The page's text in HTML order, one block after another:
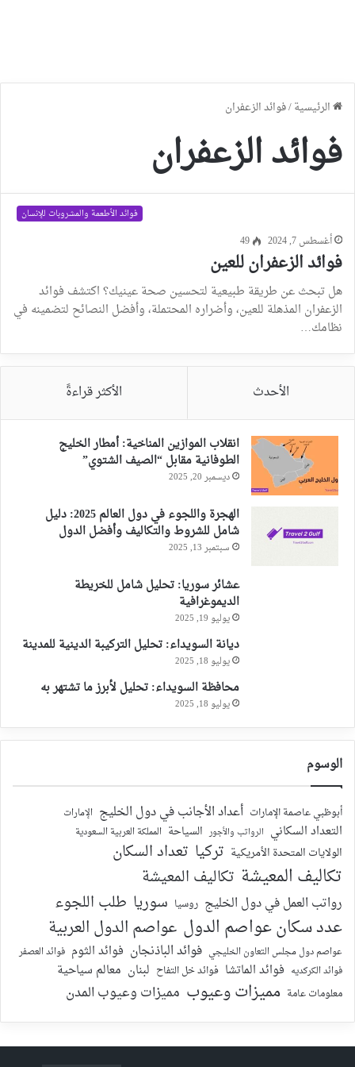
الرئيسية/فوائد الزعفران
فوائد الزعفران
فوائد الأطعمة والمشروبات للإنسان
أغسطس 7, 2024 49
فوائد الزعفران للعين
هل تبحث عن طريقة طبيعية لتحسين صحة عينيك؟ اكتشف فوائد
الزعفران المذهلة للعين، وأضراره المحتملة، وأفضل النصائح لتضمينه في
نظامك…
الأحدث الأكثر قراءةً
انقلاب الموازين المناخية: أمطار الخليج
الطوفانية مقابل “الصيف الشتوي”
ديسمبر 20, 2025
الهجرة واللجوء في دول العالم 2025: دليل
شامل للشروط والتكاليف وأفضل الدول
سبتمبر 13, 2025
عشائر سوريا: تحليل شامل للخريطة
الديموغرافية
يوليو 19, 2025
ديانة السويداء: تحليل التركيبة الدينية للمدينة
يوليو 18, 2025
محافظة السويداء: تحليل لأبرز ما تشتهر به
يوليو 18, 2025
الوسوم
أبوظبي عاصمة الإمارات أعداد الأجانب في دول الخليج الإمارات
التعداد السكاني الرواتب والأجور السياحة المملكة العربية السعودية
الولايات المتحدة الأمريكية تركيا تعداد السكان
تكاليف المعيشة تكاليف المعيشة
رواتب العمل في دول الخليج روسيا سوريا طلب اللجوء
عدد سكان عواصم الدول عواصم الدول العربية
عواصم دول مجلس التعاون الخليجي فوائد الباذنجان فوائد الثوم فوائد العصفر
فوائد الكركديه فوائد الماتشا فوائد خل التفاح لبنان معالم سياحية
معلومات عامة مميزات وعيوب مميزات وعيوب المدن